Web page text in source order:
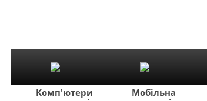
Комп'ютери
Мобільна